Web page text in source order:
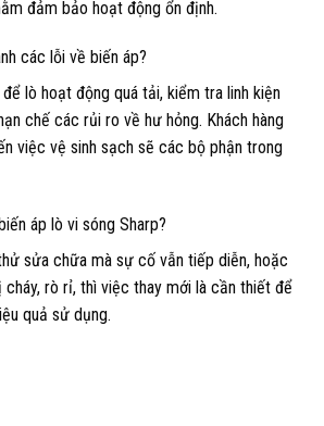
đảm bảo hoạt động ổn định.
các lỗi về biến áp?
lò hoạt động quá tải, kiểm tra linh kiện
chế các rủi ro về hư hỏng. Khách hàng
việc vệ sinh sạch sẽ các bộ phận trong
áp lò vi sóng Sharp?
sửa chữa mà sự cố vẫn tiếp diễn, hoặc
cháy, rò rỉ, thì việc thay mới là cần thiết để
quả sử dụng.